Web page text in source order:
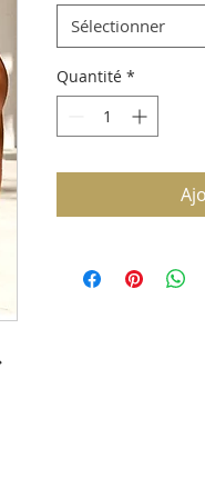
Sélectionner
Quantité *